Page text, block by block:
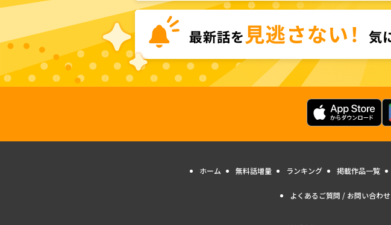
ホーム 無料話増量 ランキング 掲載作品一覧
よくあるご質問 / お問い合わせ